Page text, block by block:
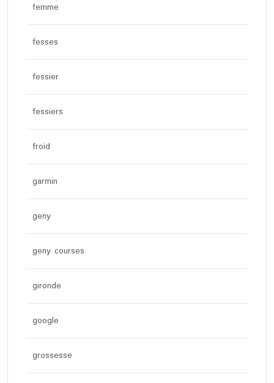
femme
fesses
fessier
fessiers
froid
garmin
geny
geny courses
gironde
google
grossesse